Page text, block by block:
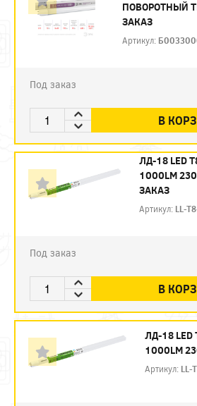
ПОВОРОТНЫЙ
ЗАКАЗ
Артикул:
Под заказ
В
ЛД-18 LED
1000LM
ЗАКАЗ
Артикул: LL-
Под заказ
В
ЛД-18 LED
1000LM
Артикул: LL-